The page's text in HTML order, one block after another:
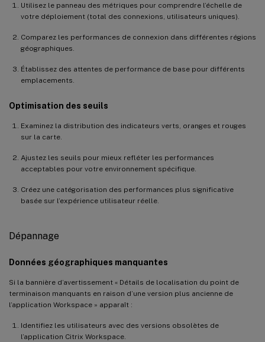
Utilisez le panneau des métriques pour comprendre l’échelle de
votre déploiement (total des connexions, utilisateurs uniques).
Comparez les performances de connexion dans différentes régions
géographiques.
Établissez des attentes de performance de base pour différents
emplacements.
Optimisation des seuils
Examinez la distribution des indicateurs verts, oranges et rouges
sur la carte.
Ajustez les seuils pour mieux refléter les performances
acceptables pour votre environnement spécifique.
Créez une catégorisation des performances plus significative
basée sur l’expérience utilisateur réelle.
Dépannage
Données géographiques manquantes
Si la bannière d’avertissement « Détails de localisation du point de
terminaison manquants en raison d’une version plus ancienne de
l’application Workspace » apparaît :
Identifiez les utilisateurs avec des versions obsolètes de
l’application Citrix Workspace.